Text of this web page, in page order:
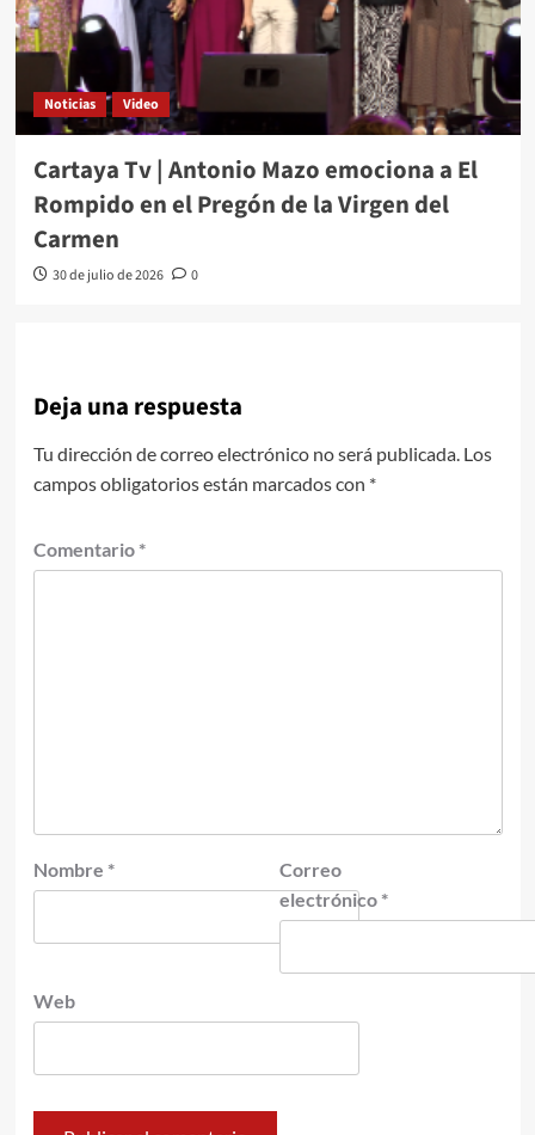
Noticias Video
Cartaya Tv | Antonio Mazo emociona a El
Rompido en el Pregón de la Virgen del
Carmen
30 de julio de 2026 0
Deja una respuesta
Tu dirección de correo electrónico no será publicada. Los
campos obligatorios están marcados con *
Comentario *
Nombre *
Correo
electrónico *
Web